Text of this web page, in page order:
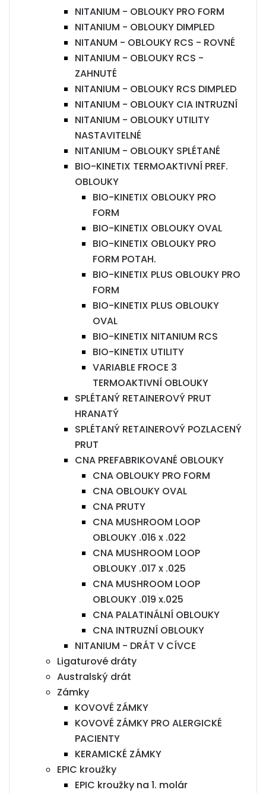
NITANIUM - OBLOUKY PRO FORM
NITANIUM - OBLOUKY DIMPLED
NITANUM - OBLOUKY RCS - ROVNÉ
NITANIUM - OBLOUKY RCS -
ZAHNUTÉ
NITANIUM - OBLOUKY RCS DIMPLED
NITANIUM - OBLOUKY CIA INTRUZNÍ
NITANIUM - OBLOUKY UTILITY
NASTAVITELNÉ
NITANIUM - OBLOUKY SPLÉTANÉ
BIO-KINETIX TERMOAKTIVNÍ PREF.
OBLOUKY
BIO-KINETIX OBLOUKY PRO
FORM
BIO-KINETIX OBLOUKY OVAL
BIO-KINETIX OBLOUKY PRO
FORM POTAH.
BIO-KINETIX PLUS OBLOUKY PRO
FORM
BIO-KINETIX PLUS OBLOUKY
OVAL
BIO-KINETIX NITANIUM RCS
BIO-KINETIX UTILITY
VARIABLE FROCE 3
TERMOAKTIVNÍ OBLOUKY
SPLÉTANÝ RETAINEROVÝ PRUT
HRANATÝ
SPLÉTANÝ RETAINEROVÝ POZLACENÝ
PRUT
CNA PREFABRIKOVANÉ OBLOUKY
CNA OBLOUKY PRO FORM
CNA OBLOUKY OVAL
CNA PRUTY
CNA MUSHROOM LOOP
OBLOUKY .016 x .022
CNA MUSHROOM LOOP
OBLOUKY .017 x .025
CNA MUSHROOM LOOP
OBLOUKY .019 x.025
CNA PALATINÁLNÍ OBLOUKY
CNA INTRUZNÍ OBLOUKY
NITANIUM - DRÁT V CÍVCE
Ligaturové dráty
Australský drát
Zámky
KOVOVÉ ZÁMKY
KOVOVÉ ZÁMKY PRO ALERGICKÉ
PACIENTY
KERAMICKÉ ZÁMKY
EPIC kroužky
EPIC kroužky na 1. molár